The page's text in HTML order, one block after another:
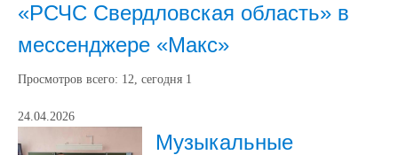
«РСЧС Свердловская область» в
мессенджере «Макс»
Просмотров всего: 12, сегодня 1
24.04.2026
Музыкальные